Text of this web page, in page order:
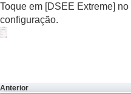
(VPT))
Configuração da
Toque em [DSEE Extreme] no
configuração.
Anterior